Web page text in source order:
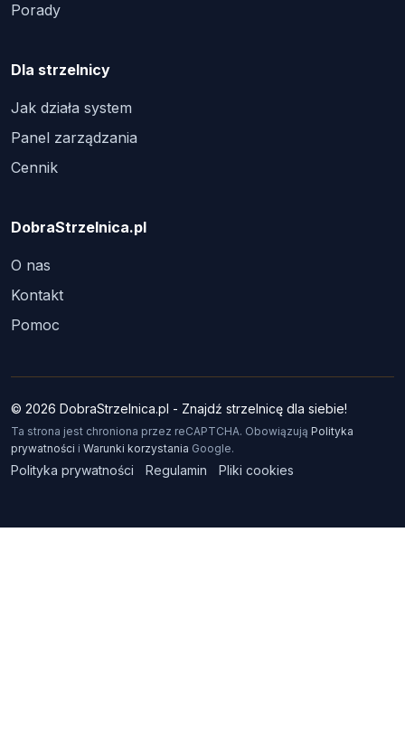
Porady
Dla strzelnicy
Jak działa system
Panel zarządzania
Cennik
DobraStrzelnica.pl
O nas
Kontakt
Pomoc
© 2026 DobraStrzelnica.pl - Znajdź strzelnicę dla siebie!
Ta strona jest chroniona przez reCAPTCHA. Obowiązują Polityka
prywatności i Warunki korzystania Google.
Polityka prywatności Regulamin Pliki cookies